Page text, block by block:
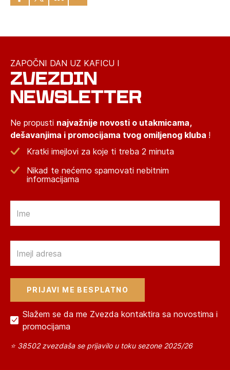
ZAPOČNI DAN UZ KAFICU I
ZVEZDIN
NEWSLETTER
Ne propusti najvažnije novosti o utakmicama,
dešavanjima i promocijama tvog omiljenog kluba !
Kratki imejlovi za koje ti treba 2 minuta
Nikad te nećemo spamovati nebitnim
informacijama
Slažem se da me Zvezda kontaktira sa novostima i
promocijama
⭐ 38502 zvezdaša se prijavilo u toku sezone 2025/26